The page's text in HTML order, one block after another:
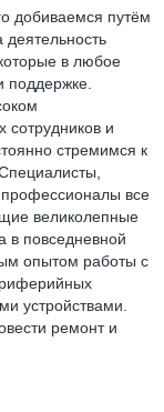
добиваемся путём
деятельность
в любое
сотрудников и
стремимся к
все
великолепные
в повседневной
опытом работы с
устройствами.
ремонт и